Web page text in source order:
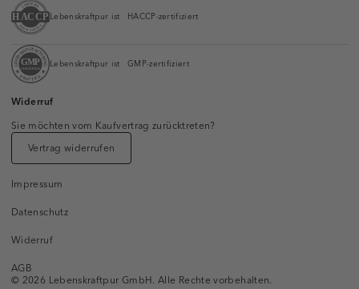
Lebenskraftpur ist HACCP-zertifiziert
Lebenskraftpur ist GMP-zertifiziert
Widerruf
Sie möchten vom Kaufvertrag zurücktreten?
Vertrag widerrufen
© 2026 Lebenskraftpur GmbH. Alle Rechte vorbehalten.
Impressum
Datenschutz
Widerruf
AGB